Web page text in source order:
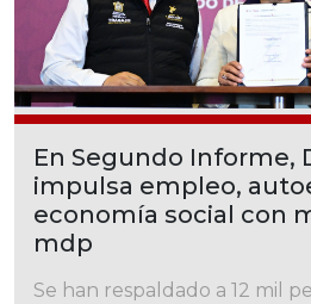
En Segundo Informe,
impulsa empleo,
economía social con
mdp
Se han respaldado a 12 mil